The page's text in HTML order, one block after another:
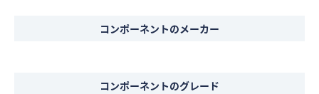
コンポーネントのメーカー
コンポーネントのグレード